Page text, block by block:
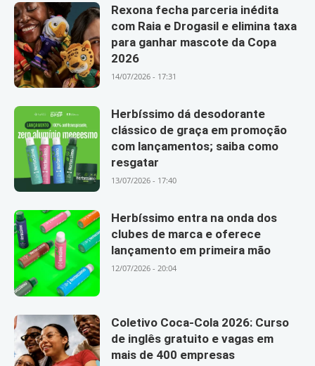
Rexona fecha parceria inédita
com Raia e Drogasil e elimina taxa
para ganhar mascote da Copa
2026
14/07/2026 - 17:31
Herbíssimo dá desodorante
clássico de graça em promoção
com lançamentos; saiba como
resgatar
13/07/2026 - 17:40
Herbíssimo entra na onda dos
clubes de marca e oferece
lançamento em primeira mão
12/07/2026 - 20:04
Coletivo Coca-Cola 2026: Curso
de inglês gratuito e vagas em
mais de 400 empresas